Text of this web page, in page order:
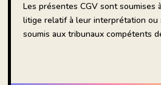
Les présentes CGV sont soumises
litige relatif à leur interprétation ou
soumis aux tribunaux compétents